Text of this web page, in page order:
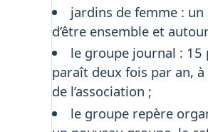
jardins de femme :
d’être ensemble et
le groupe journal :
paraît deux fois par an, à
de l’association ;
le groupe repère